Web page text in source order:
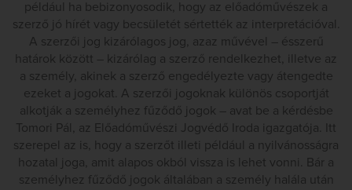
például ha bebizonyosodik, hogy az előadóművészek a
szerző jó hírét vagy becsületét sértették az interpretációval.
A szerzői jog kizárólagos jog, azaz művével – ésszerű
határok között – kizárólag a szerző rendelkezhet, illetve az
a személy, akinek a szerző engedélyezte vagy átengedte
ezeket a jogokat. A szerzői jogoknak különös csoportját
alkotják a személyhez fűződő jogok – avat be a kérdésbe
Tomori Pál, az Előadóművészi Jogvédő Iroda igazgatója. Itt
szerepel az is, hogy a szerzőt illeti például a nyilvánosságra
hozatal joga, amit alapos okból vissza is lehet vonni. Bár a
személyhez fűződő jogok általában a személy halála után